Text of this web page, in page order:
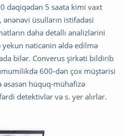
dəqiqədən 5 saata kimi vaxt
ənənəvi üsulların istifadəsi
daha detallı analizlərini
yekun nəticənin əldə edilmə
bilər. Converus şirkəti bildirib
600-dən çox müştərisi
əsasən hüquq-mühafizə
detektivlər və s. yer alırlar.